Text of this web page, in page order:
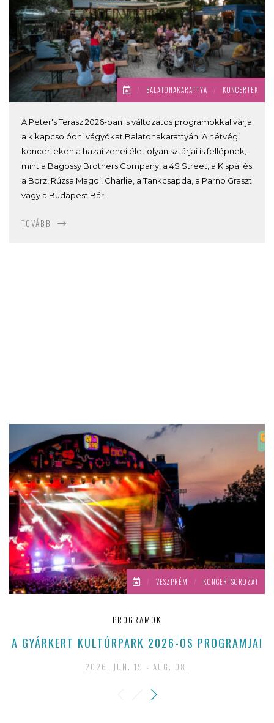
/ BALATONAKARATTYA / KONCERTEK
A Peter's Terasz 2026-ban is változatos programokkal várja
a kikapcsolódni vágyókat Balatonakarattyán. A hétvégi
koncerteken a hazai zenei élet olyan sztárjai is fellépnek,
mint a Bagossy Brothers Company, a 4S Street, a Kispál és
a Borz, Rúzsa Magdi, Charlie, a Tankcsapda, a Parno Graszt
vagy a Budapest Bár.
TOVÁBB
/ VESZPRÉM / KONCERTSOROZAT
PROGRAMOK
A GYÁRKERT KULTÚRPARK 2026-OS PROGRAMJAI
2026. JUN. 19 - AUG. 08.